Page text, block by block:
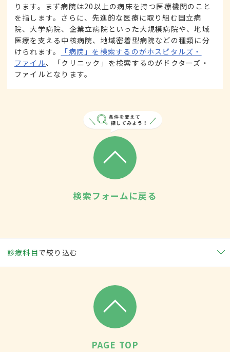
ります。まず病院は20以上の病床を持つ医療機関のこと
を指します。さらに、先進的な医療に取り組む国立病
院、大学病院、企業立病院といった大規模病院や、地域
医療を支える中核病院、地域密着型病院などの種類に分
けられます。
「病院」を検索するのがホスピタルズ・
ファイル、「クリニック」を検索するのがドクターズ・
ファイルとなります。
検索フォームに戻る
診療科目で絞り込む
PAGE TOP